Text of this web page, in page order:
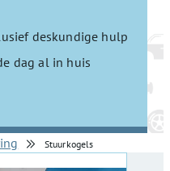
deskundige hulp
dag al in huis
Stuurkogels